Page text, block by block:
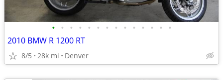
• • • • • • • • • • • • • •
2010 BMW R 1200 RT
8/5 28k mi Denver